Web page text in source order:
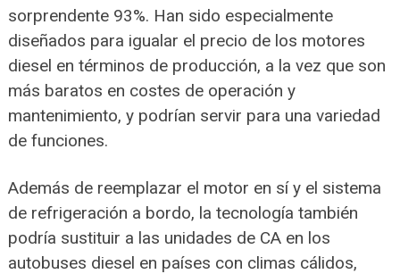
sorprendente 93%. Han sido especialmente
diseñados para igualar el precio de los motores
diesel en términos de producción, a la vez que son
más baratos en costes de operación y
mantenimiento, y podrían servir para una variedad
de funciones.
Además de reemplazar el motor en sí y el sistema
de refrigeración a bordo, la tecnología también
podría sustituir a las unidades de CA en los
autobuses diesel en países con climas cálidos,